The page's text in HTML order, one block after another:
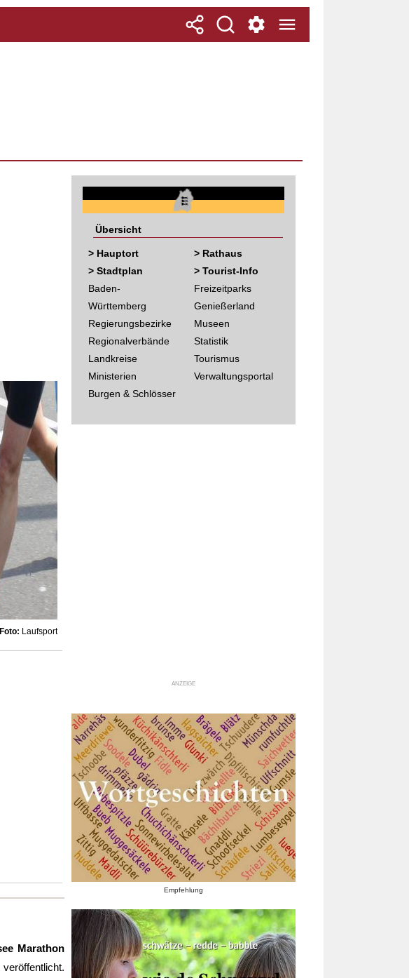
Foto: Laufsport
Marathon
Übersicht
> Hauptort
> Stadtplan
Baden-
Württemberg
Regierungsbezirke
Regionalverbände
Landkreise
Ministerien
Burgen & Schlösser
> Rathaus
> Tourist-Info
Freizeitparks
Genießerland
Museen
Statistik
Tourismus
Verwaltungsportal
ANZEIGE
Empfehlung